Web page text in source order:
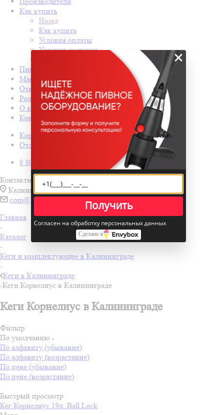
Как купить
Назад
Как купить
Условия оплаты
Условия доставки
Пивные колонны
Магазин разливного пива под ключ
Открытие бара с нуля
Ролл-бары
О компании
Контакты
Корзина0
Отложенные
8 800 600 20 82
Контактная информация
Калининград
corp@boelshop.ru
Главная
-
Каталог
-
Кеги и комплектующие в Калининграде
-
Кеги в Калининграде
-Кеги Корнелиус в Калининграде
Кеги Корнелиус в Калининграде
Фильтр
По умолчанию
По алфавиту (убывание)
По алфавиту (возрастание)
По цене (убывание)
По цене (возрастание)
Быстрый просмотр
Кег Корнелиус 19л. Ball Lock
×
Получить
Согласен на обработку персональных данных
Сделано в